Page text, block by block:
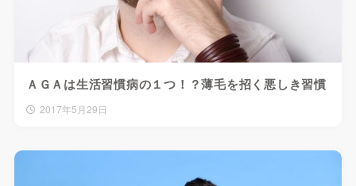
ＡＧＡは生活習慣病の１つ！？薄毛を招く悪しき習慣
2017年5月29日